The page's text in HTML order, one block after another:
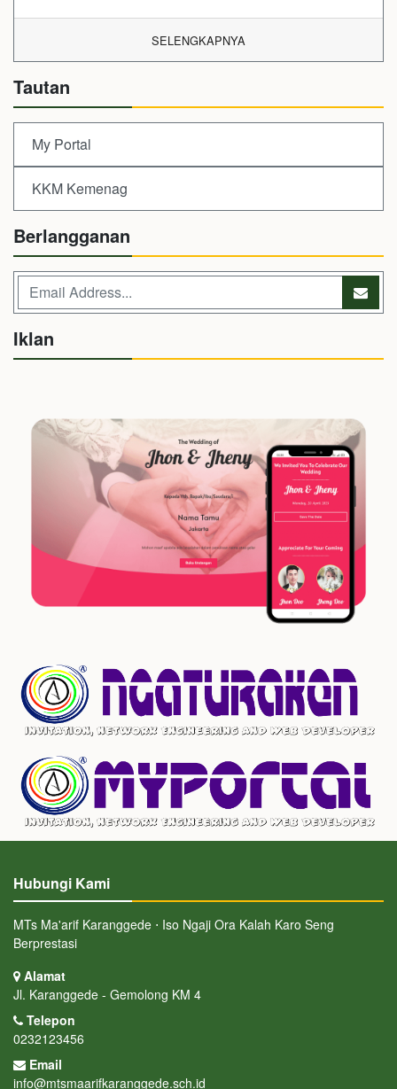
SELENGKAPNYA
Tautan
My Portal
KKM Kemenag
Berlangganan
Iklan
Hubungi Kami
MTs Ma'arif Karanggede ⋅ Iso Ngaji Ora Kalah Karo Seng
Berprestasi
Alamat
Jl. Karanggede - Gemolong KM 4
Telepon
0232123456
Email
info@mtsmaarifkaranggede.sch.id